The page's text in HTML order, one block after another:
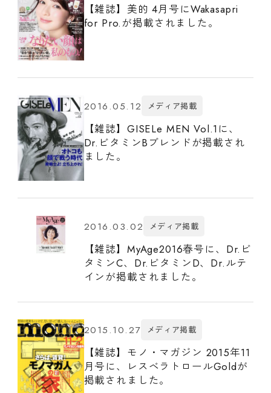
【雑誌】美的 4月号にWakasapri
for Pro.が掲載されました。
2016.05.12 メディア掲載
【雑誌】GISELe MEN Vol.1に、
Dr.ビタミンBブレンドが掲載され
ました。
2016.03.02 メディア掲載
【雑誌】MyAge2016春号に、Dr.ビ
タミンC、Dr.ビタミンD、Dr.ルテ
インが掲載されました。
2015.10.27 メディア掲載
【雑誌】モノ・マガジン 2015年11
月号に、レスベラトロールGoldが
掲載されました。